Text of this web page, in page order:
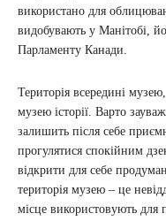
використано для
видобувають у Манітобі,
Парламенту Канади.
Територія всередині
музею історії. Варто
залишить після себе
прогулятися спокійним
відкрити для себе
територія музею – це
місце використовують для